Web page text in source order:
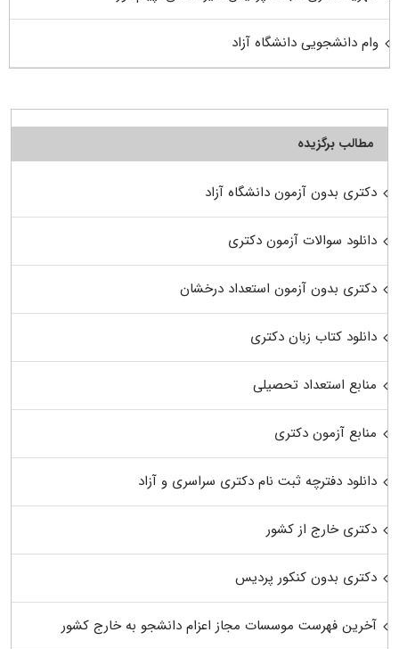
وام دانشجویی دانشگاه آزاد
مطالب برگزیده
دکتری بدون آزمون دانشگاه آزاد
دانلود سوالات آزمون دکتری
دکتری بدون آزمون استعداد درخشان
دانلود کتاب زبان دکتری
منابع استعداد تحصیلی
منابع آزمون دکتری
دانلود دفترچه ثبت نام دکتری سراسری و آزاد
دکتری خارج از کشور
دکتری بدون کنکور پردیس
آخرین فهرست موسسات مجاز اعزام دانشجو به خارج کشور